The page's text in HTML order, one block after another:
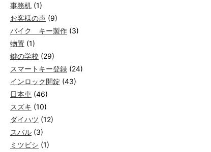
事務机 (1)
お客様の声 (9)
バイク キー製作 (3)
物置 (1)
鍵の学校 (29)
スマートキー登録 (24)
インロック開錠 (43)
日本車 (46)
スズキ (10)
ダイハツ (12)
スバル (3)
ミツビシ (1)